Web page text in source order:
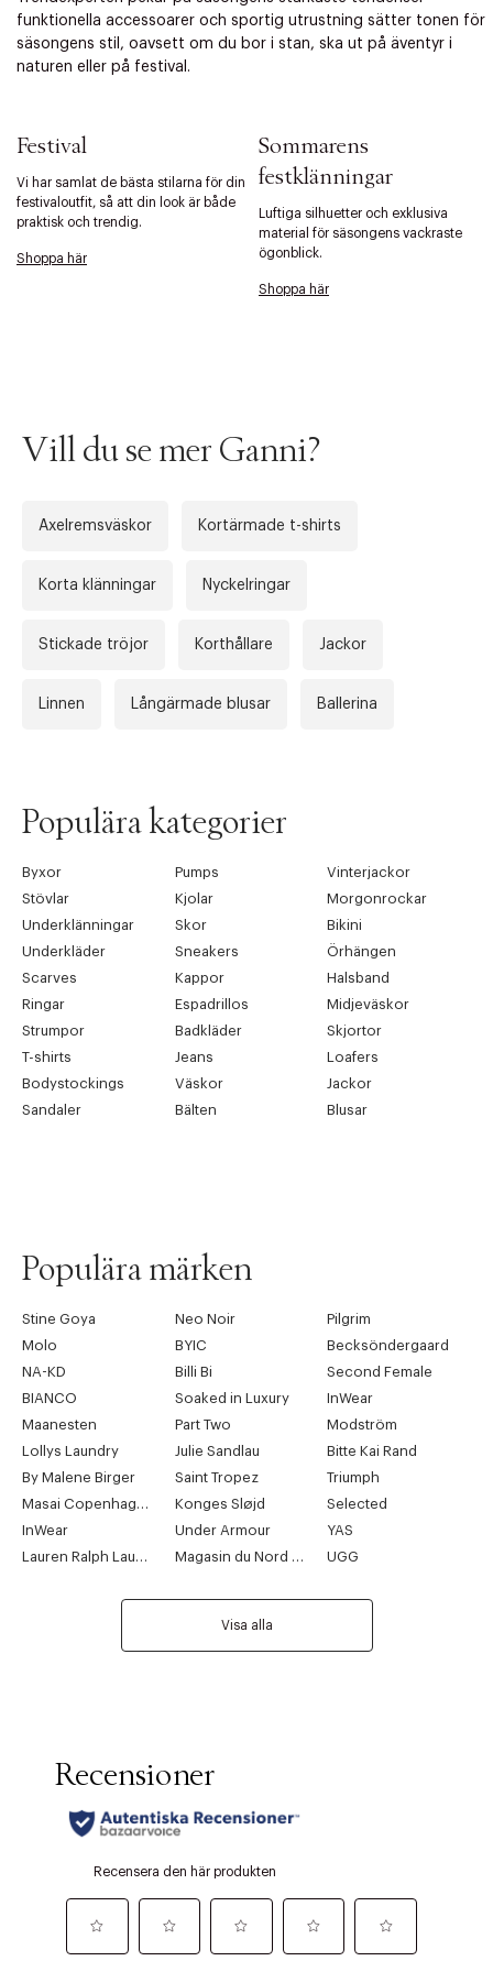
funktionella accessoarer och sportig utrustning sätter tonen för
säsongens stil, oavsett om du bor i stan, ska ut på äventyr i
naturen eller på festival.
Festival
Vi har samlat de bästa stilarna för din
festivaloutfit, så att din look är både
praktisk och trendig.
Shoppa här
Sommarens
festklänningar
Luftiga silhuetter och exklusiva
material för säsongens vackraste
ögonblick.
Shoppa här
Tidigare
Vill du se mer Ganni?
Axelremsväskor Kortärmade t-shirts
Korta klänningar Nyckelringar
Stickade tröjor Korthållare Jackor
Linnen Långärmade blusar Ballerina
Populära kategorier
Byxor Pumps
Vinterjackor
Stövlar
Kjolar
Morgonrockar
Underklänningar
Skor
Bikini
Underkläder
Sneakers
Örhängen
Scarves
Kappor
Halsband
Ringar
Espadrillos
Midjeväskor
Strumpor
Badkläder
Skjortor
T-shirts
Jeans
Loafers
Bodystockings
Väskor
Jackor
Sandaler
Bälten Blusar
Populära märken
Stine Goya Neo Noir
Pilgrim
Molo
BYIC
Becksöndergaard
NA-KD
Billi Bi
Second Female
BIANCO
Soaked in Luxury
InWear
Maanesten
Part Two
Modström
Lollys Laundry
Julie Sandlau
Bitte Kai Rand
By Malene Birger
Saint Tropez
Triumph
Masai Copenhagen
Konges Sløjd
Selected
InWear
Under Armour
YAS
Lauren Ralph Lauren
Magasin du Nord Collection UGG
Visa alla